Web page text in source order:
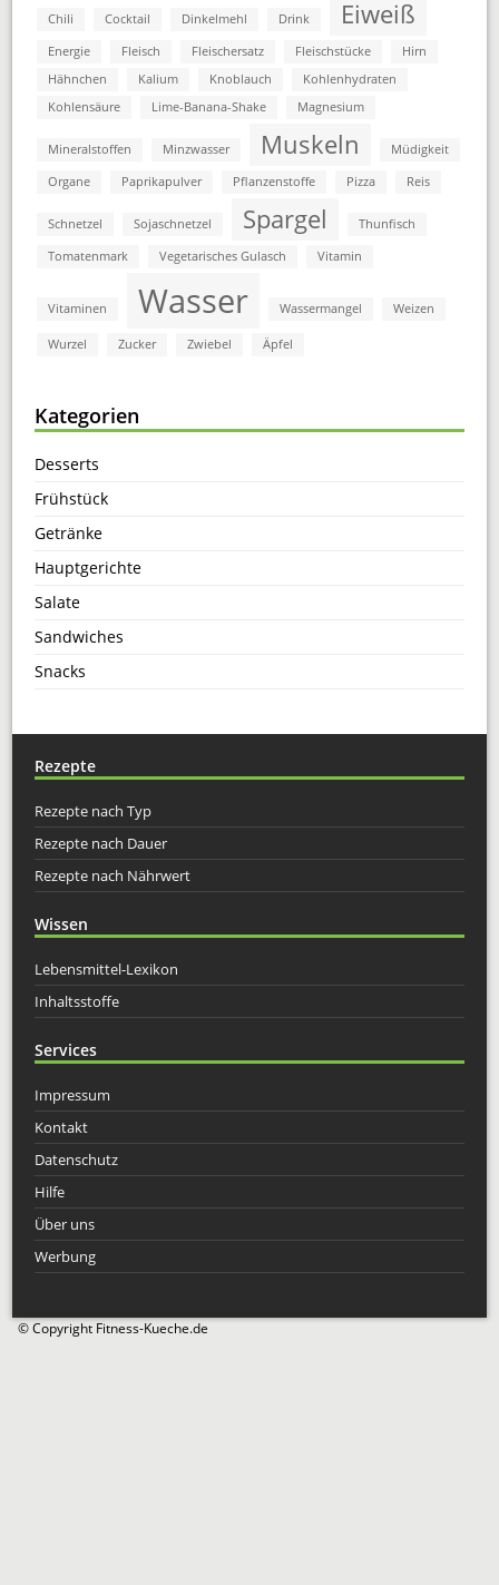
Chili Cocktail Dinkelmehl Drink Eiweiß
Energie Fleisch Fleischersatz Fleischstücke
Hirn
Hähnchen
Kalium Knoblauch
Kohlenhydraten
Kohlensäure
Lime-Banana-Shake Magnesium
Mineralstoffen Minzwasser Muskeln Müdigkeit
Organe Paprikapulver Pflanzenstoffe Pizza Reis
Schnetzel Sojaschnetzel Spargel Thunfisch
Tomatenmark Vegetarisches Gulasch Vitamin
Vitaminen Wasser Wassermangel Weizen
Wurzel Zucker Zwiebel Äpfel
Kategorien
Desserts
Frühstück
Getränke
Hauptgerichte
Salate
Sandwiches
Snacks
Rezepte
Rezepte nach Typ
Rezepte nach Dauer
Rezepte nach Nährwert
Wissen
Lebensmittel-Lexikon
Inhaltsstoffe
Services
Impressum
Kontakt
Datenschutz
Hilfe
Über uns
Werbung
© Copyright Fitness-Kueche.de